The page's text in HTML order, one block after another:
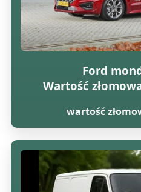
Ford
Wartość
wartość